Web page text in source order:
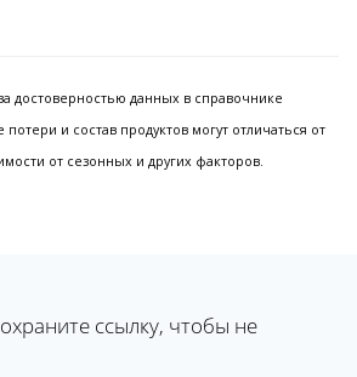
достоверностью данных в справочнике
и состав продуктов могут отличаться от
от сезонных и других факторов.
ссылку, чтобы не